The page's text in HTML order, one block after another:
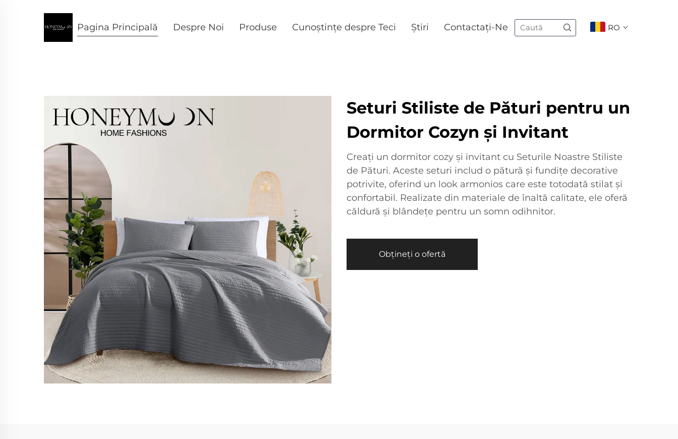
Pagina Principală Despre Noi Produse Cunoștințe despre Teci Știri Contactați-Ne RO
Seturi Stiliste de Pături pentru un
Dormitor Cozyn și Invitant
Creați un dormitor cozy și invitant cu Seturile Noastre Stiliste
de Pături. Aceste seturi includ o pătură și fundițe decorative
potrivite, oferind un look armonios care este totodată stilat și
confortabil. Realizate din materiale de înaltă calitate, ele oferă
căldură și blândețe pentru un somn odihnitor.
Obțineți o ofertă